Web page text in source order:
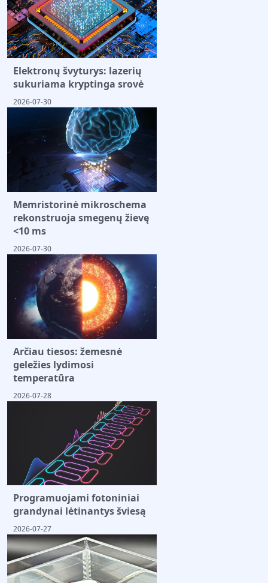
Elektronų švyturys: lazerių
sukuriama kryptinga srovė
2026-07-30
Memristorinė mikroschema
rekonstruoja smegenų žievę
<10 ms
2026-07-30
Arčiau tiesos: žemesnė
geležies lydimosi
temperatūra
2026-07-28
Programuojami fotoniniai
grandynai lėtinantys šviesą
2026-07-27